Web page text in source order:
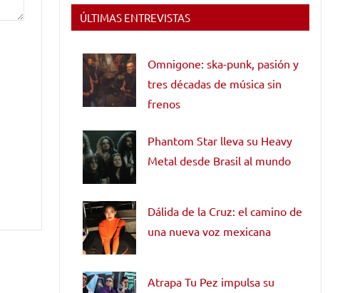
ÚLTIMAS ENTREVISTAS
Omnigone: ska-punk, pasión y
tres décadas de música sin
frenos
Phantom Star lleva su Heavy
Metal desde Brasil al mundo
Dálida de la Cruz: el camino de
una nueva voz mexicana
Atrapa Tu Pez impulsa su